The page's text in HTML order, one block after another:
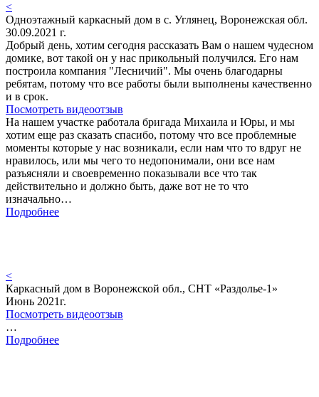
<
Одноэтажный каркасный дом в с. Углянец, Воронежская обл.
30.09.2021 г.
Добрый день, хотим сегодня рассказать Вам о нашем чудесном
домике, вот такой он у нас прикольный получился. Его нам
построила компания "Лесничий". Мы очень благодарны
ребятам, потому что все работы были выполнены качественно
и в срок.
Посмотреть видеоотзыв
На нашем участке работала бригада Михаила и Юры, и мы
хотим еще раз сказать спасибо, потому что все проблемные
моменты которые у нас возникали, если нам что то вдруг не
нравилось, или мы чего то недопонимали, они все нам
разъясняли и своевременно показывали все что так
действительно и должно быть, даже вот не то что
изначально…
Подробнее
<
Каркасный дом в Воронежской обл., СНТ «Раздолье-1»
Июнь 2021г.
Посмотреть видеоотзыв
…
Подробнее